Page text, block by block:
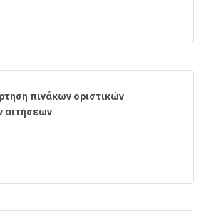
πινάκων οριστικών
αιτήσεων